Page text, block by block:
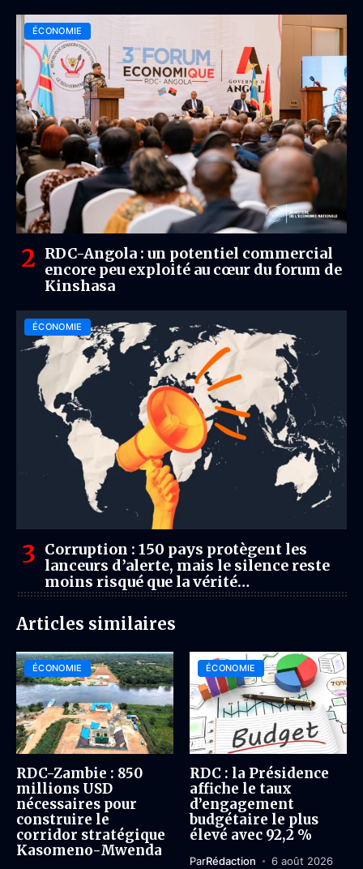
ÉCONOMIE
RDC-Angola : un potentiel commercial
encore peu exploité au cœur du forum de
Kinshasa
ÉCONOMIE
Corruption : 150 pays protègent les
lanceurs d’alerte, mais le silence reste
moins risqué que la vérité
(Transparency International)
Articles similaires
ÉCONOMIE
RDC-Zambie : 850
millions USD
nécessaires pour
construire le
corridor stratégique
Kasomeno-Mwenda
ÉCONOMIE
RDC : la Présidence
affiche le taux
d’engagement
budgétaire le plus
élevé avec 92,2 %
ParRédaction 6 août 2026